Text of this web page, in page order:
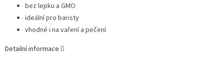
bez lepku a GMO
ideální pro baristy
vhodné i na vaření a pečení
Detailní informace